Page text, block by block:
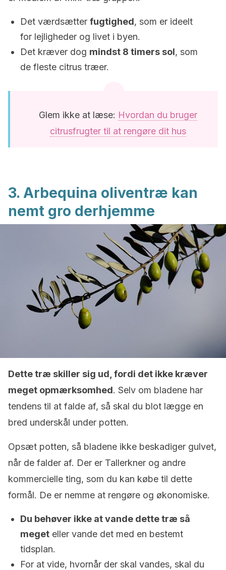
Det værdsætter fugtighed, som er ideelt
for lejligheder og livet i byen.
Det kræver dog mindst 8 timers sol, som
de fleste citrus træer.
Glem ikke at læse: Hvordan du bruger
citrusfrugter til at rengøre dit hus
3. Arbequina oliventræ kan
nemt gro derhjemme
Dette træ skiller sig ud, fordi det ikke kræver
meget opmærksomhed. Selv om bladene har
tendens til at falde af, så skal du blot lægge en
bred underskål under potten.
Opsæt potten, så bladene ikke beskadiger gulvet,
når de falder af. Der er Tallerkner og andre
kommercielle ting, som du kan købe til dette
formål. De er nemme at rengøre og økonomiske.
Du behøver ikke at vande dette træ så
meget eller vande det med en bestemt
tidsplan.
For at vide, hvornår der skal vandes, skal du